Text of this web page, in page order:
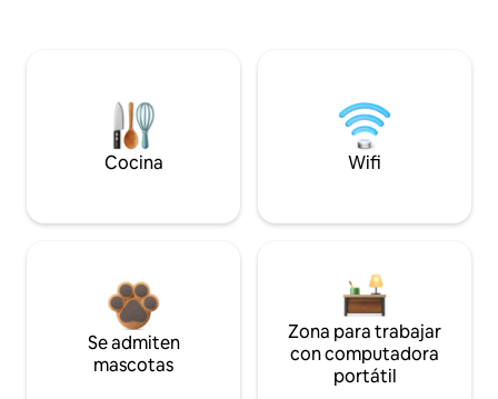
Cocina Wifi
Se admiten
mascotas
Zona para trabajar
con computadora
portátil